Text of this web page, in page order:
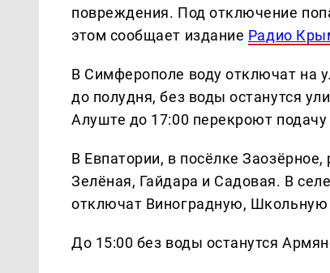
повреждения. Под отключение
этом сообщает издание Радио
В Симферополе воду отключат на
до полудня, без воды останутся
Алуште до 17:00 перекроют
В Евпатории, в посёлке
Зелёная, Гайдара и Садовая. В
отключат Виноградную,
До 15:00 без воды останутся